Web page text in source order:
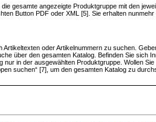
gesamte angezeigte Produktgruppe mit den
Button PDF oder XML [5]. Sie erhalten
oder Artikelnummern zu suchen.
über den gesamten Katalog. Befinden Sie sich
in der ausgewählten Produktgruppe. Wollen
suchen“ [7], um den gesamten Katalog zu